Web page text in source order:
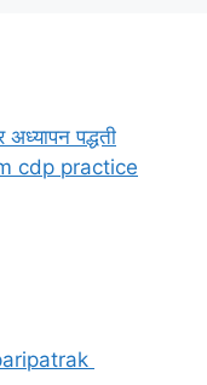
पद्धती
cdp practice